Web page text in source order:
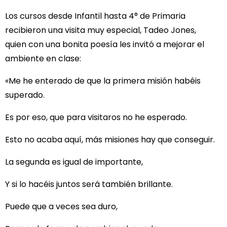
Los cursos desde Infantil hasta 4° de Primaria
recibieron una visita muy especial, Tadeo Jones,
quien con una bonita poesía les invitó a mejorar el
ambiente en clase:
«Me he enterado de que la primera misión habéis
superado.
Es por eso, que para visitaros no he esperado.
Esto no acaba aquí, más misiones hay que conseguir.
La segunda es igual de importante,
Y si lo hacéis juntos será también brillante.
Puede que a veces sea duro,